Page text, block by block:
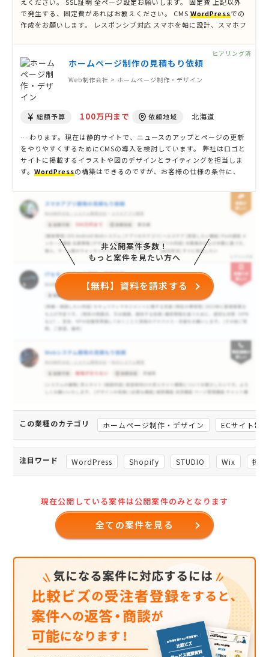
えください。 SSL証明 全ページ設定お願いします。 固定費 上記以外
で発生する、固定費があればお教えください。 CMSWordPressでの
作成をお願いします。 レスポンシブ対応 スマホを軸に設計、スマホフ
ホームページ制作の見積もり依頼
Web制作会社 > ホームページ制作・デザイン
総額予算 100万円まで 依頼地域 北海道
… わります。現在は静的サイトで、ニュースのアップとページの更新
をやりやすくするためにCMSの導入を検討しています。 弊社はロゴと
サイトに掲載するイラストや図のデザインとライティングを担当しま
す。WordPressの構築はできるのですが、お客様の仕様の条件に、
行うウェブサイト構築、移行実績が複数あること」「PowerC …
ヒアリング済
非公開案件多数！
もっと案件を見たい方へ
【無料】資料を請求する
この業種のカテゴリ ホームページ制作・デザイン ECサイト制
注目ワード WordPress Shopify STUDIO Wix 採
現在公開している案件は公開案件のみとなります
全ての案件を見る